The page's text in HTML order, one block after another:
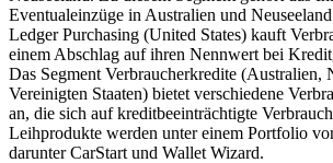
Eventualeinzüge in Australien und
Ledger Purchasing (United States) kauft
einem Abschlag auf ihren Nennwert bei
Das Segment Verbraucherkredite (Australien,
Vereinigten Staaten) bietet verschiedene
an, die sich auf kreditbeeinträchtigte
Leihprodukte werden unter einem Portfolio
darunter CarStart und Wallet Wizard.